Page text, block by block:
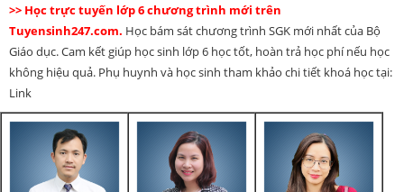
>> Học trực tuyến lớp 6 chương trình mới trên
Tuyensinh247.com. Học bám sát chương trình SGK mới nhất của Bộ
Giáo dục. Cam kết giúp học sinh lớp 6 học tốt, hoàn trả học phí nếu học
không hiệu quả. Phụ huynh và học sinh tham khảo chi tiết khoá học tại:
Link